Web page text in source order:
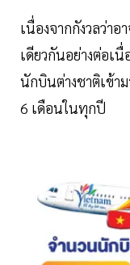
เนื่องจากกังวลว่า
เดียวกันอย่างต่อเ
นักบินต่างชาติเข้า
6 เดือนในทุกปี